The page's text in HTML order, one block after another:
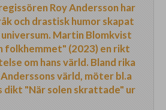
Roy Andersson har
och drastisk humor skapat
Martin Blomkvist
folkhemmet" (2023) en rikt
om hans värld. Bland rika
värld, möter bl.a
dikt "När solen skrattade" ur